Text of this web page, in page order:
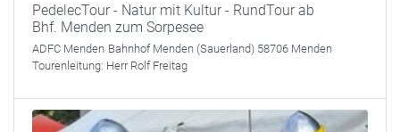
PedelecTour - Natur mit Kultur - RundTour ab
Bhf. Menden zum Sorpesee
ADFC Menden Bahnhof Menden (Sauerland) 58706 Menden
Tourenleitung: Herr Rolf Freitag